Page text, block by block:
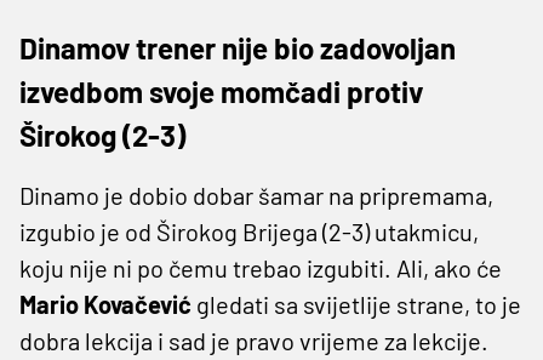
Dinamov trener nije bio zadovoljan
izvedbom svoje momčadi protiv
Širokog (2-3)
Dinamo je dobio dobar šamar na pripremama,
izgubio je od Širokog Brijega (2-3) utakmicu,
koju nije ni po čemu trebao izgubiti. Ali, ako će
Mario Kovačević gledati sa svijetlije strane, to je
dobra lekcija i sad je pravo vrijeme za lekcije.